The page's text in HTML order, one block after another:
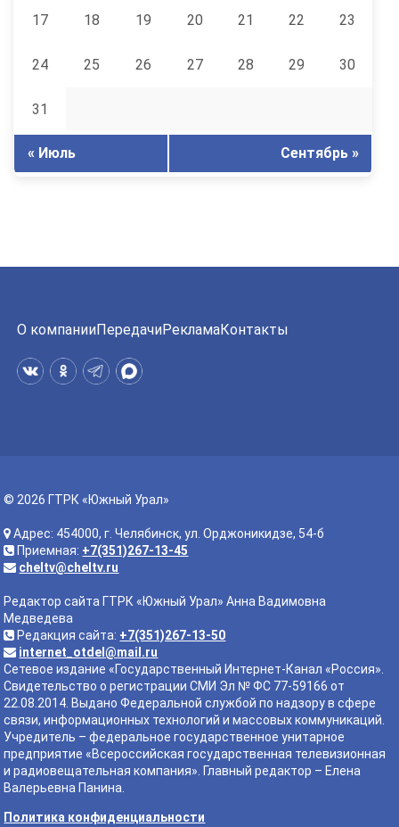
17 18 19 20 21 22 23
24 25 26 27 28 29 30
31
« Июль Сентябрь »
О компанииПередачиРекламаКонтакты
© 2026 ГТРК «Южный Урал»
Адрес: 454000, г. Челябинск, ул. Орджоникидзе, 54-б
Приемная: +7(351)267-13-45
cheltv@cheltv.ru
Редактор сайта ГТРК «Южный Урал» Анна Вадимовна
Медведева
Редакция сайта: +7(351)267-13-50
internet_otdel@mail.ru
Сетевое издание «Государственный Интернет-Канал «Россия».
Свидетельство о регистрации СМИ Эл № ФС 77-59166 от
22.08.2014. Выдано Федеральной службой по надзору в сфере
связи, информационных технологий и массовых коммуникаций.
Учредитель – федеральное государственное унитарное
предприятие «Всероссийская государственная телевизионная
и радиовещательная компания». Главный редактор – Елена
Валерьевна Панина.
Политика конфиденциальности